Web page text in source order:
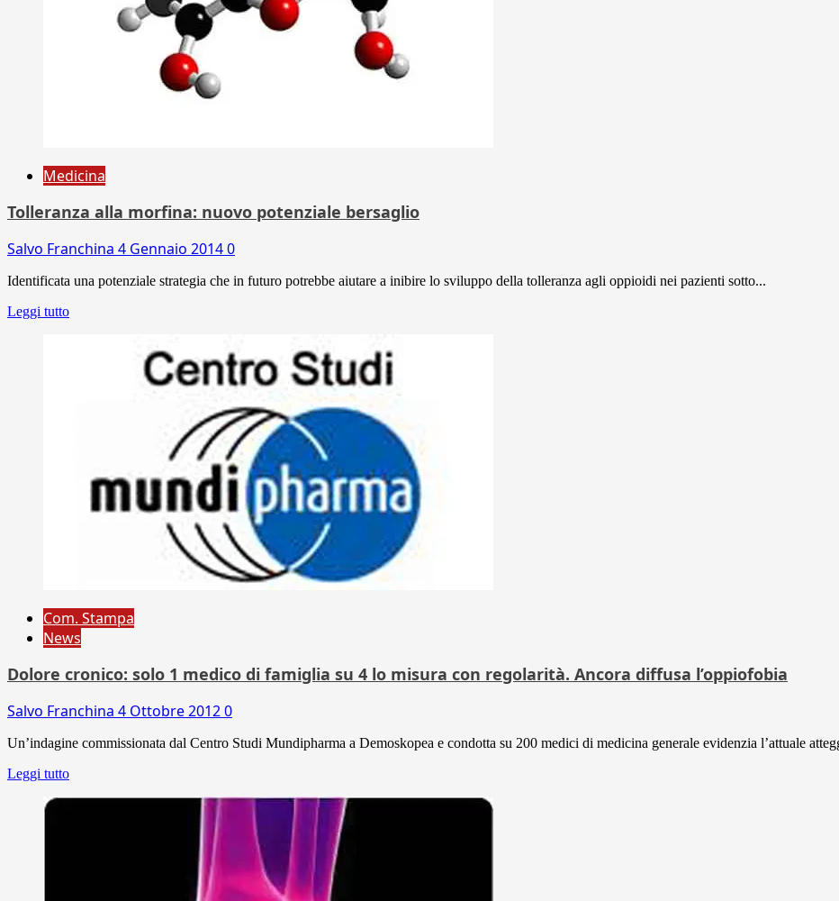
Medicina
Tolleranza alla morfina: nuovo potenziale bersaglio
Salvo Franchina 4 Gennaio 20140
Identificata una potenziale strategia che in futuro potrebbe aiutare a inibire lo sviluppo della tolleranza agli oppioidi nei pazienti sotto...
Leggi tutto
Com. Stampa
News
Dolore cronico: solo 1 medico di famiglia su 4 lo misura con regolarità. Ancora diffusa l’oppiofobia
Salvo Franchina 4 Ottobre 20120
Un’indagine commissionata dal Centro Studi Mundipharma a Demoskopea e condotta su 200 medici di medicina generale evidenzia l’attuale
Leggi tutto